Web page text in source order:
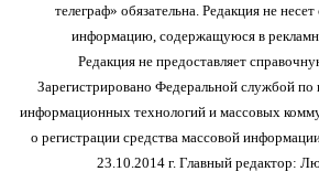
телеграф» обязательна. Редакция не несет
информацию, содержащуюся в
Редакция не предоставляет
Зарегистрировано Федеральной службой по
информационных технологий и массовых
о регистрации средства массовой
23.10.2014 г. Главный редактор: